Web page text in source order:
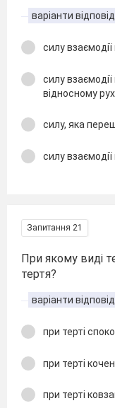
варіанти
силу
силу
відносному
силу, яка
силу
Запитання 21
При якому виді
тертя?
варіанти
при терті
при терті
при терті